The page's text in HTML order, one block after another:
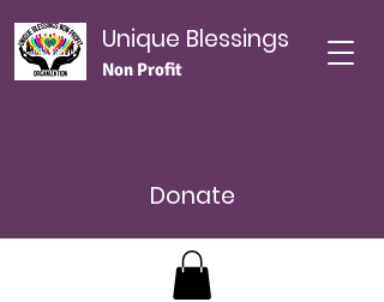
Unique Blessings
Non Profit
Donate